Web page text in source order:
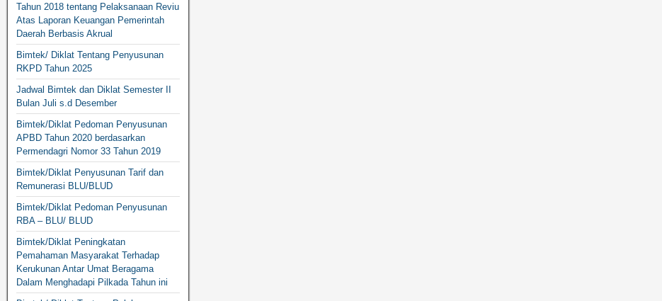
Tahun 2018 tentang Pelaksanaan Reviu
Atas Laporan Keuangan Pemerintah
Daerah Berbasis Akrual
Bimtek/ Diklat Tentang Penyusunan
RKPD Tahun 2025
Jadwal Bimtek dan Diklat Semester II
Bulan Juli s.d Desember
Bimtek/Diklat Pedoman Penyusunan
APBD Tahun 2020 berdasarkan
Permendagri Nomor 33 Tahun 2019
Bimtek/Diklat Penyusunan Tarif dan
Remunerasi BLU/BLUD
Bimtek/Diklat Pedoman Penyusunan
RBA – BLU/ BLUD
Bimtek/Diklat Peningkatan
Pemahaman Masyarakat Terhadap
Kerukunan Antar Umat Beragama
Dalam Menghadapi Pilkada Tahun ini